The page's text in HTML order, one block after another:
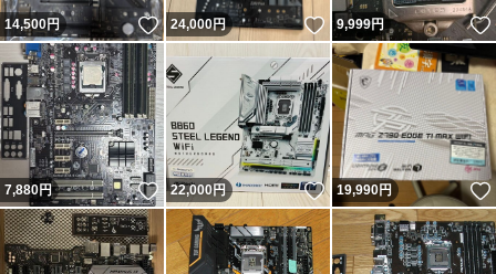
ため、
運送業者様からの規定に沿って対応して頂きますようお願
いします
当方の証明等が必要な場合、メール（取引ナビ）にて連絡
いただければ対応いたします
■送料については、割引制度などのサービスを使用する場
合がありますが、
14,500円 いいね！
24,000円 いいね！
9,999円
7,880円 いいね！
22,000円 いいね！
19,990円